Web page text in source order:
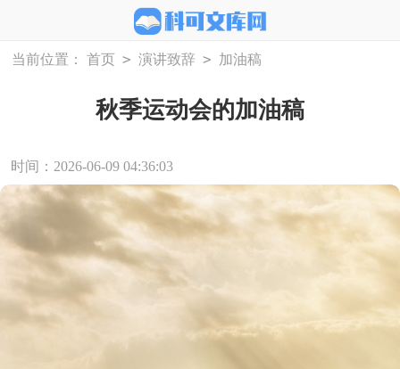
当前位置： 首页 > 演讲致辞 > 加油稿
秋季运动会的加油稿
时间：2026-06-09 04:36:03